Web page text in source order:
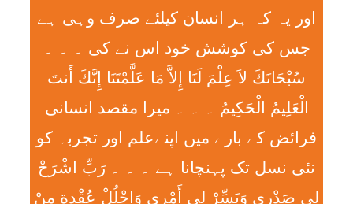
اور یہ کہ ہر انسان کیلئے صرف وہی ہے
جس کی کوشش خود اس نے کی ۔ ۔ ۔
سُبْحَانَكَ لاَ عِلْمَ لَنَا إِلاَّ مَا عَلَّمْتَنَا إِنَّكَ أَنتَ
الْعَلِيمُ الْحَكِيمُ ۔ ۔ ۔ ميرا مقصد انسانی
فرائض کے بارے میں اپنےعلم اور تجربہ کو
نئی نسل تک پہنچانا ہے ۔ ۔ ۔ رَبِّ اشْرَحْ
لِی صَدْرِی وَيَسِّرْ لِی أَمْرِی وَاحْلُلْ عُقْدة مِنْ